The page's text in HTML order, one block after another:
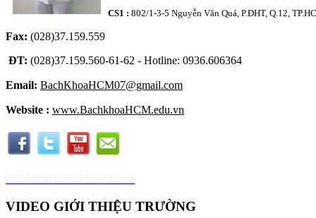
CS1 : 802/1-3-5 Nguyễn Văn Quá, P.ĐHT, Q.12,
Fax: (028)37.159.559
ĐT: (028)37.159.560-61-62 - Hotline: 0936.606364
Email: BachKhoaHCM07@gmail.com
Website : www.BachkhoaHCM.edu.vn
VIDEO GIỚI THIỆU TRƯỜNG